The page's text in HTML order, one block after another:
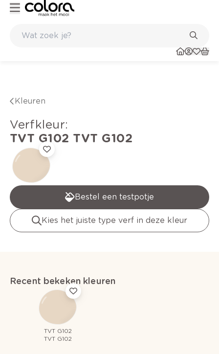
Kleuren
verfkleur:
TVT G102 TVT G102
Bestel een testpotje
Kies het juiste type verf in deze kleur
Recent bekeken kleuren
TVT G102
TVT G102